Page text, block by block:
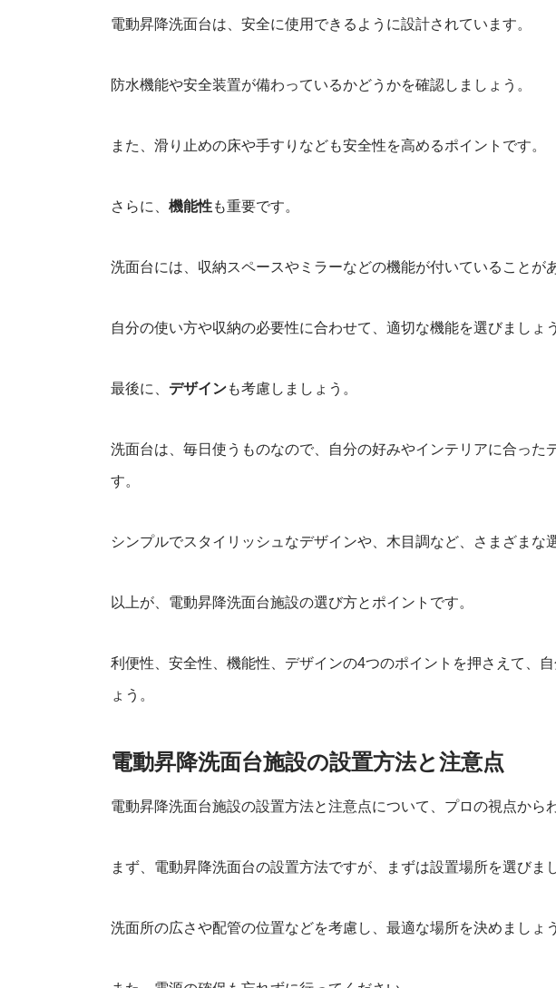
電動昇降洗面台は、安全に使用できるように設計されています。
防水機能や安全装置が備わっているかどうかを確認しましょう。
また、滑り止めの床や手すりなども安全性を高めるポイントです。
さらに、 機能性も重要です。
洗面台には、収納スペースやミラーなどの機能が付いていることが
自分の使い方や収納の必要性に合わせて、適切な機能を選びましょう
最後に、 デザインも考慮しましょう。
洗面台は、毎日使うものなので、自分の好みやインテリアに合った
す。
シンプルでスタイリッシュなデザインや、木目調など、さまざまな
以上が、電動昇降洗面台施設の選び方とポイントです。
利便性、安全性、機能性、デザインの4つのポイントを押さえて、
ょう。
電動昇降洗面台施設の設置方法と注意点
電動昇降洗面台施設の設置方法と注意点について、プロの視点から
まず、電動昇降洗面台の設置方法ですが、まずは設置場所を選びま
洗面所の広さや配管の位置などを考慮し、最適な場所を決めましょう